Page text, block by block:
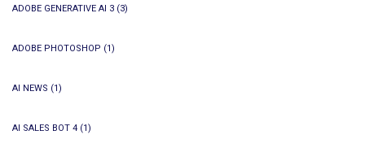
ADOBE GENERATIVE AI 3 (3)
ADOBE PHOTOSHOP (1)
AI NEWS (1)
AI SALES BOT 4 (1)